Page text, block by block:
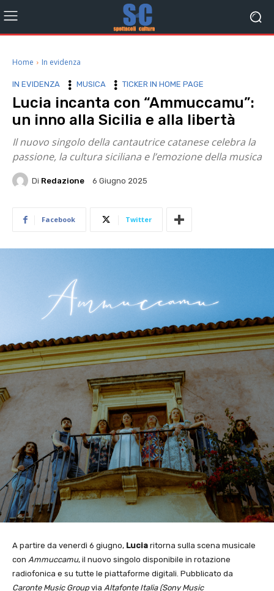
Home In evidenza
IN EVIDENZA MUSICA TICKER IN HOME PAGE
Lucia incanta con “Ammuccamu”:
un inno alla Sicilia e alla libertà
Il nuovo singolo della cantautrice catanese celebra la
passione, la cultura siciliana e l’emozione della musica
Di Redazione 6 Giugno 2025
Facebook Twitter
A partire da venerdì 6 giugno, Lucia ritorna sulla scena musicale
con Ammuccamu, il nuovo singolo disponibile in rotazione
radiofonica e su tutte le piattaforme digitali. Pubblicato da
Caronte Music Group via Altafonte Italia (Sony Music